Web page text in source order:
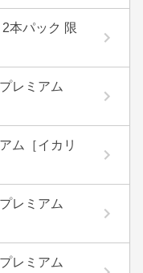
本パック 限
レミアム
ム［イカリ
レミアム
レミアム